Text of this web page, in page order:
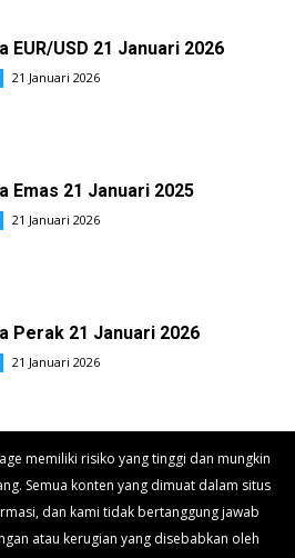
EUR/USD 21 Januari 2026
21 Januari 2026
Emas 21 Januari 2025
21 Januari 2026
Perak 21 Januari 2026
21 Januari 2026
memiliki risiko yang tinggi dan mungkin
Semua konten yang dimuat dalam situs
dan kami tidak bertanggung jawab
atau kerugian yang disebabkan oleh